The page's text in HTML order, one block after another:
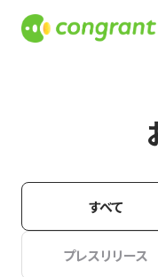
すべて
プレスリリース